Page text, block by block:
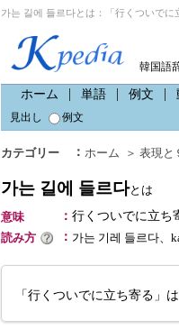
가는 길에 들르다とは：「行くついでに
韓国語
ホーム 単語 例文
見出し
例文
カテゴリー ： ホーム ＞ 表現と
가는 길에 들르다とは
意味
： 行くついでに立ち
読み方
： 가는 기레 들르다、
「行くついでに立ち寄る」